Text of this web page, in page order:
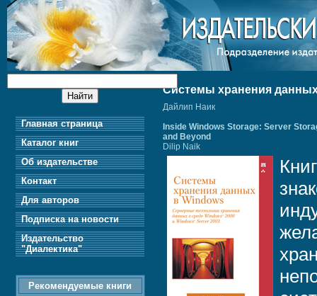
Системы хранения
Дайлип Наик
Inside Windows Storage: Server
and Beyond
Dilip Naik
Главная страница
Каталог книг
Об издательстве
Контакт
Для авторов
Подписка на новости
Издательство
"Диалектика"
Рекомендуемые книги